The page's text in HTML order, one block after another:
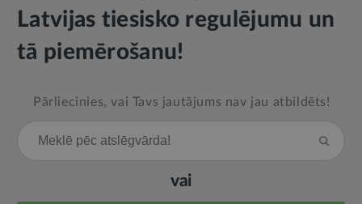
Latvijas tiesisko regulējumu un
tā piemērošanu!
Pārliecinies, vai Tavs jautājums nav jau atbildēts!
vai